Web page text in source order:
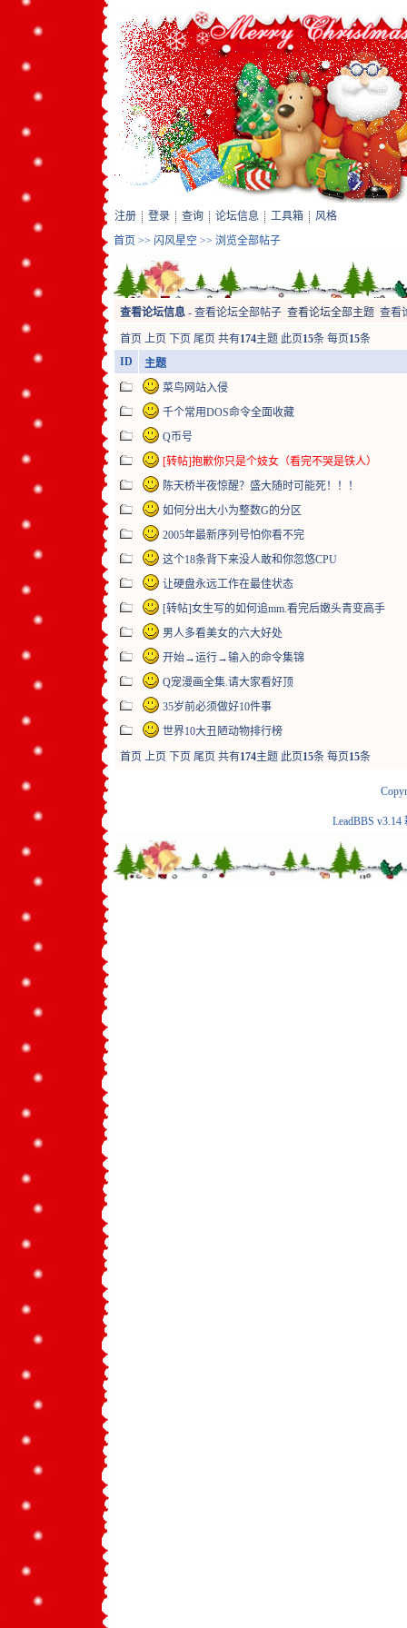
注册 登录 查询 论坛信息 工具箱
风格
首页 >> 闪风星空 >> 浏览全部帖子
查看论坛信息 - 查看论坛全部帖子 查看论坛全部主题 查看
首页 上页 下页 尾页 共有174主题 此页15条 每页15条
ID
主题
菜鸟网站入侵
千个常用DOS命令全面收藏
Q币号
[转帖]抱歉你只是个妓女（看完不哭是铁人）
陈天桥半夜惊醒？盛大随时可能死！！！
如何分出大小为整数G的分区
2005年最新序列号怕你看不完
这个18条背下来没人敢和你忽悠CPU
让硬盘永远工作在最佳状态
[转帖]女生写的如何追mm.看完后嫩头青变高手
男人多看美女的六大好处
开始→运行→输入的命令集锦
Q宠漫画全集.请大家看好顶
35岁前必须做好10件事
世界10大丑陋动物排行榜
首页 上页 下页 尾页 共有174主题 此页15条 每页15条
LeadBBS v3.14